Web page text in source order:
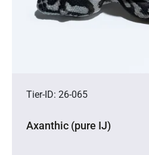
Tier-ID: 26-065
Axanthic (pure IJ)